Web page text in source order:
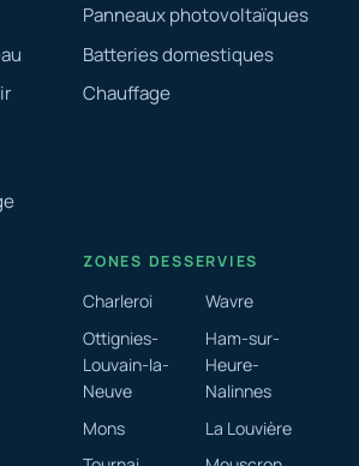
Panneaux photovoltaïques
Batteries domestiques
Chauffage
ZONES DESSERVIES
Charleroi
Wavre
Ottignies-
Louvain-la-
Neuve
Ham-sur-
Heure-
Nalinnes
Mons
La Louvière